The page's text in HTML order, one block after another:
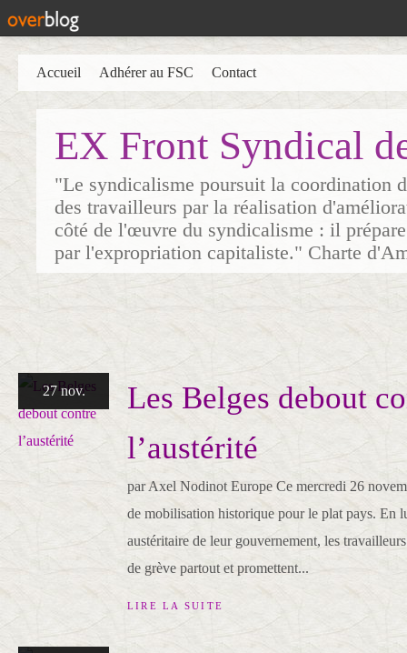
EX Front Syndical
"Le syndicalisme poursuit la coordination
des travailleurs par la réalisation
côté de l'œuvre du syndicalisme : il
par l'expropriation capitaliste." Charte
Accueil Adhérer au FSC Contact
27 nov.
Les Belges debout
l’austérité
par Axel Nodinot Europe Ce mercredi 26
de mobilisation historique pour le plat pays. En
austéritaire de leur gouvernement, les
de grève partout et promettent...
LIRE LA SUITE